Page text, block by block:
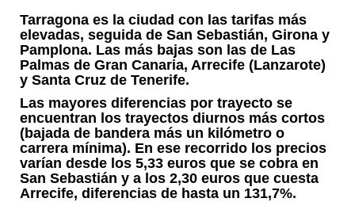
Tarragona es la ciudad con las tarifas más
elevadas, seguida de San Sebastián, Girona y
Pamplona. Las más bajas son las de Las
Palmas de Gran Canaria, Arrecife (Lanzarote)
y Santa Cruz de Tenerife.
Las mayores diferencias por trayecto se
encuentran los trayectos diurnos más cortos
(bajada de bandera más un kilómetro o
carrera mínima). En ese recorrido los precios
varían desde los 5,33 euros que se cobra en
San Sebastián y a los 2,30 euros que cuesta
Arrecife, diferencias de hasta un 131,7%.